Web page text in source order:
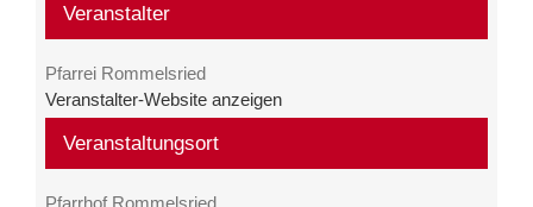
Veranstaltungsort
Pfarrhof Rommelsried
Veranstalter
Pfarrei Rommelsried
Veranstalter-Website anzeigen